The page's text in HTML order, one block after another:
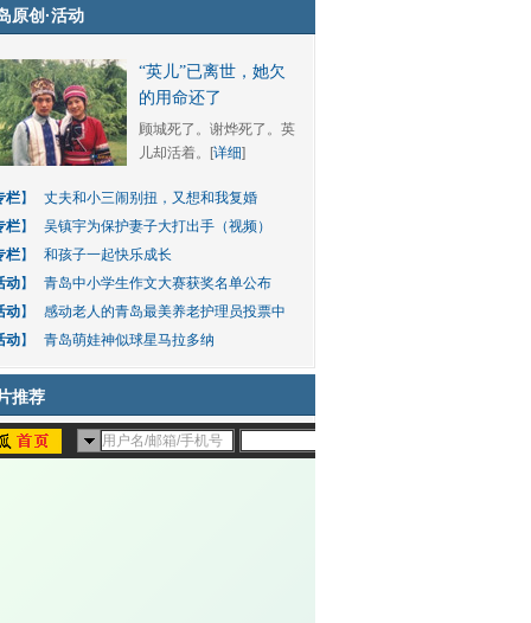
原创 ·活动
“英儿”已离世，她欠
的用命还了
顾城死了。谢烨死了。英
儿却活着。[详细]
栏】
丈夫和小三闹别扭，又想和我复婚
栏】
吴镇宇为保护妻子大打出手（视频）
栏】
和孩子一起快乐成长
动】
青岛中小学生作文大赛获奖名单公布
动】
感动老人的青岛最美养老护理员投票中
动】 青岛萌娃神似球星马拉多纳
推荐